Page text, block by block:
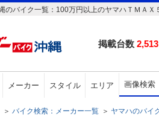
のバイク一覧：100万円以上のヤマハＴＭＡＸ
掲載台数 2,513
メーカー スタイル エリア 画像検索
＞ バイク検索：メーカー一覧 ＞ ヤマハのバイ